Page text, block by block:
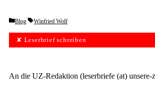
Categories
Blog Tags
Winfried Wolf
✘ Leserbrief schreiben
An die UZ-Redaktion (leserbriefe (at) unsere-